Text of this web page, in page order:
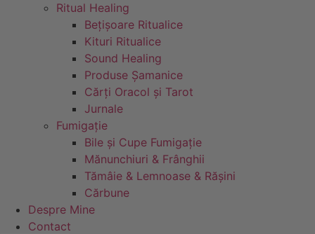
Ritual Healing
Bețișoare Ritualice
Kituri Ritualice
Sound Healing
Produse Șamanice
Cărți Oracol și Tarot
Jurnale
Fumigație
Bile și Cupe Fumigație
Mănunchiuri & Frânghii
Tămâie & Lemnoase & Rășini
Cărbune
Despre Mine
Contact